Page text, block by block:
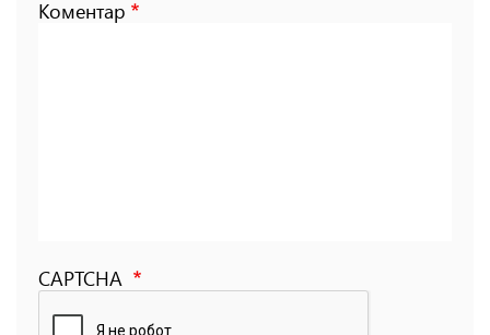
Коментар
CAPTCHA